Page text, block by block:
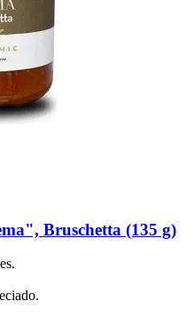
Bruschetta (135 g)